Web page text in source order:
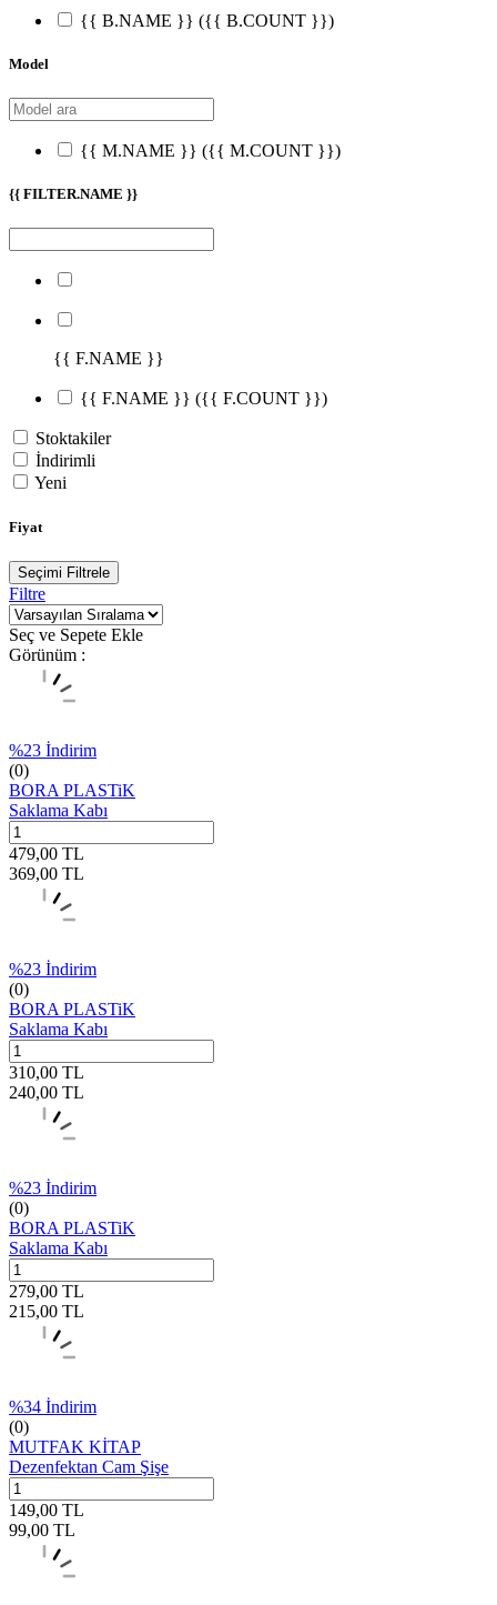
{{ B.NAME }} ({{ B.COUNT }})
Model
{{ M.NAME }} ({{ M.COUNT }})
{{ FILTER.NAME }}
{{ F.NAME }}
{{ F.NAME }} ({{ F.COUNT }})
Stoktakiler
İndirimli
Yeni
Fiyat
Seçimi Filtrele
Filtre
Seç ve Sepete Ekle
Görünüm :
%23 İndirim
(0)
BORA PLASTiK
Saklama Kabı
479,00 TL
369,00 TL
%23 İndirim
(0)
BORA PLASTiK
Saklama Kabı
310,00 TL
240,00 TL
%23 İndirim
(0)
BORA PLASTiK
Saklama Kabı
279,00 TL
215,00 TL
%34 İndirim
(0)
MUTFAK KİTAP
Dezenfektan Cam Şişe
149,00 TL
99,00 TL